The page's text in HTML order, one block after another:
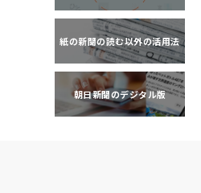
紙の新聞の読む以外の活用法
朝日新聞のデジタル版